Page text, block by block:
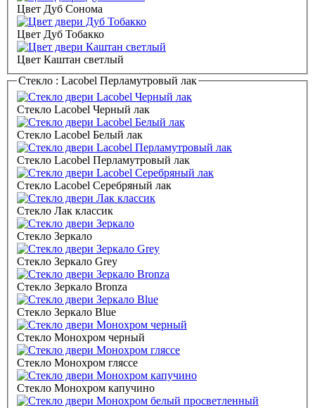
Цвет Дуб Сонома
Цвет Дуб Тобакко
Цвет Каштан светлый
Стекло : Lacobel Перламутровый лак
Стекло Lacobel Черный лак
Стекло Lacobel Белый лак
Стекло Lacobel Перламутровый лак
Стекло Lacobel Серебряный лак
Стекло Лак классик
Стекло Зеркало
Стекло Зеркало Grey
Стекло Зеркало Bronza
Стекло Зеркало Blue
Стекло Монохром черный
Стекло Монохром гляссе
Стекло Монохром капучино